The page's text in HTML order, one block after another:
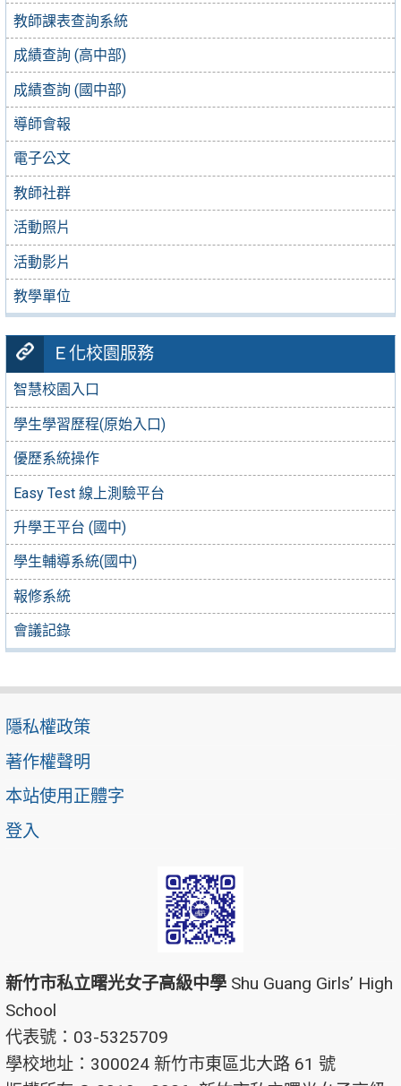
教師課表查詢系統
成績查詢 (高中部)
成績查詢 (國中部)
導師會報
電子公文
教師社群
活動照片
活動影片
教學單位
Ｅ化校園服務
智慧校園入口
學生學習歷程(原始入口)
優歷系統操作
Easy Test 線上測驗平台
升學王平台 (國中)
學生輔導系統(國中)
報修系統
會議記錄
隱私權政策
著作權聲明
本站使用正體字
登入
新竹市私立曙光女子高級中學 Shu Guang Girls’ High
School
代表號：03-5325709
學校地址：300024 新竹市東區北大路 61 號